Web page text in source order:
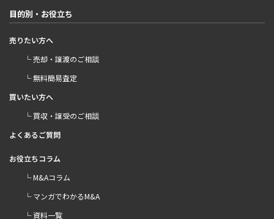
目的別・お役立ち
売りたい方へ
└ 売却・譲渡のご相談
└ 無料簡易査定
買いたい方へ
└ 買収・譲受のご相談
よくあるご質問
お役立ちコラム
└ M&Aコラム
└ マンガでわかるM&A
└ 資料一覧